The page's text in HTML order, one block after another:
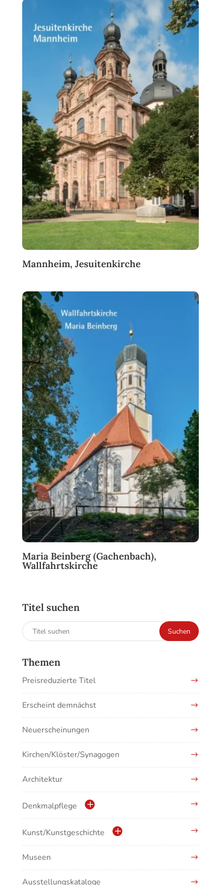
Mannheim, Jesuitenkirche
Maria Beinberg (Gachenbach),
Wallfahrtskirche
Titel suchen
Suchen
nach:
Suchen
Themen
Preisreduzierte Titel
Erscheint demnächst
Neuerscheinungen
Kirchen/Klöster/Synagogen
Architektur
Denkmalpflege
Kulturdenkmale in Baden-Württemberg
Kunst/Kunstgeschichte
Antike/Mittelalter
Renaissance/Barock/19. Jahrhundert
Museen
Ausstellungskataloge